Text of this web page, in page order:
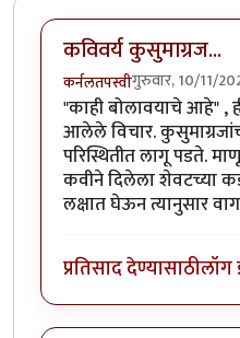
कविवर्य कुसुमाग्रज...
कर्नलतपस्वीगुरुवार, 10/11/
"काही बोलावयाचे आहे" ,
आलेले विचार.
परिस्थितीत लागू पडते.
कवीने दिलेला शेवटच्या
लक्षात घेऊन त्यानुसार
प्रतिसाद देण्यासाठीलॉग